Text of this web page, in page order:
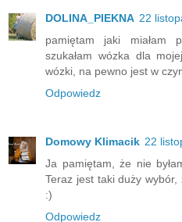
DOLINA_PIEKNA 22
pamiętam jaki miałam
szukałam wózka dla
wózki, na pewno jest w
Odpowiedz
Domowy Klimacik 22
Ja pamiętam, że nie
Teraz jest taki duży wybór,
:)
Odpowiedz